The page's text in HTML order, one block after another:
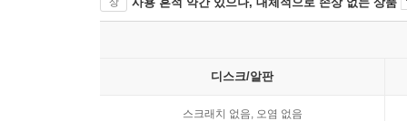
디스크/알판
스크래치 없음, 오염 없음